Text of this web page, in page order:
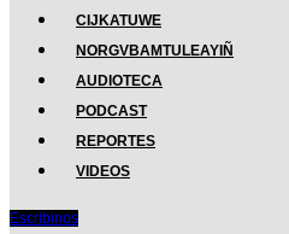
CIJKATUWE
NORGVBAMTULEAYIÑ
AUDIOTECA
PODCAST
REPORTES
VIDEOS
Escribinos